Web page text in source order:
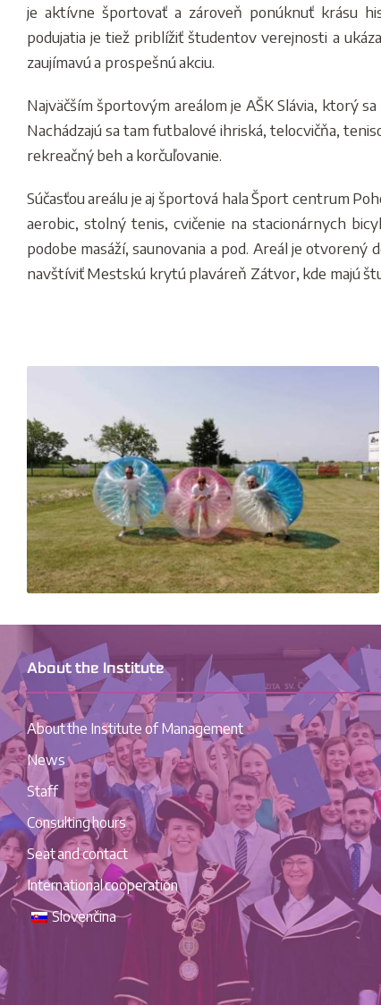
je aktívne športovať a zároveň ponúknuť krásu
podujatia je tiež priblížiť študentov verejnosti a
zaujímavú a prospešnú akciu.
Najväčším športovým areálom je AŠK Slávia, ktorý
Nachádzajú sa tam futbalové ihriská, telocvičňa,
rekreačný beh a korčuľovanie.
Súčasťou areálu je aj športová hala Šport centrum
aerobic, stolný tenis, cvičenie na stacionárnych
podobe masáží, saunovania a pod. Areál je otvorený
navštíviť Mestskú krytú plaváreň Zátvor, kde majú
About the Institute
About the Institute of Management
News
Staff
Consulting hours
Seat and contact
International cooperation
Slovenčina